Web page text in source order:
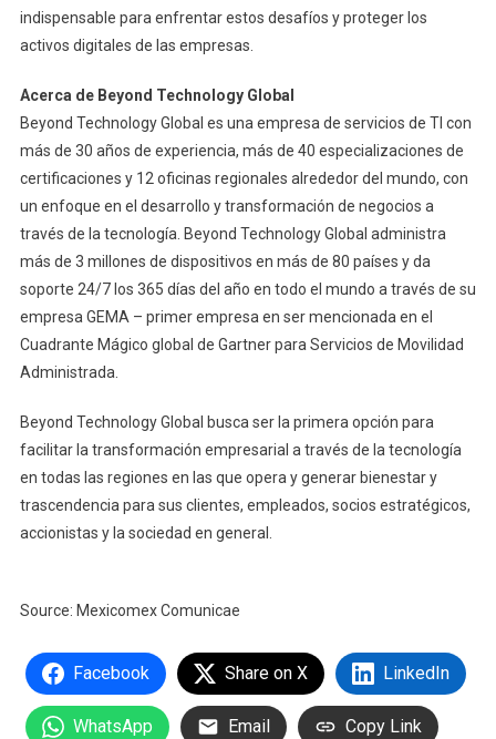
indispensable para enfrentar estos desafíos y proteger los
activos digitales de las empresas.
Acerca de Beyond Technology Global
Beyond Technology Global es una empresa de servicios de TI con
más de 30 años de experiencia, más de 40 especializaciones de
certificaciones y 12 oficinas regionales alrededor del mundo, con
un enfoque en el desarrollo y transformación de negocios a
través de la tecnología. Beyond Technology Global administra
más de 3 millones de dispositivos en más de 80 países y da
soporte 24/7 los 365 días del año en todo el mundo a través de su
empresa GEMA – primer empresa en ser mencionada en el
Cuadrante Mágico global de Gartner para Servicios de Movilidad
Administrada.
Beyond Technology Global busca ser la primera opción para
facilitar la transformación empresarial a través de la tecnología
en todas las regiones en las que opera y generar bienestar y
trascendencia para sus clientes, empleados, socios estratégicos,
accionistas y la sociedad en general.
Source: Mexicomex Comunicae
Facebook Share on X LinkedIn
WhatsApp Email Copy Link